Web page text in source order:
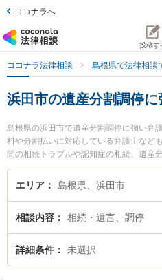
ココナラへ
投稿す
ココナラ法律相談 島根県で法律相談
浜田市の遺産分割調停に
島根県の浜田市で遺産分割調停に強い弁
料や分割払いに対応している弁護士など
間の相続トラブルや認知症の相続、遺産
もでき便利です。特にはまだ市民法律事
情報や弁護士費用、強みなどが注目され
遺産分割調停を法律相談できる浜田市内
困りの相談者さんにおすすめです。
エリア 島根県、浜田市
相談内容 相続・遺言、調停
詳細条件 未選択